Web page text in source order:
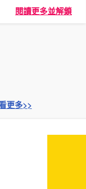
閱讀更多並解鎖
更多>>